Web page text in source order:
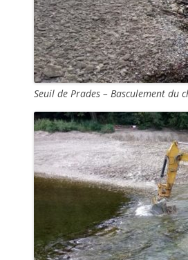
Seuil de Prades – Basculement